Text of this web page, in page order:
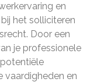
en
het solliciteren
Door een
je professionele
vaardigheden en